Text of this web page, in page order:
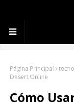
Página Principal
Desert Online
Cómo